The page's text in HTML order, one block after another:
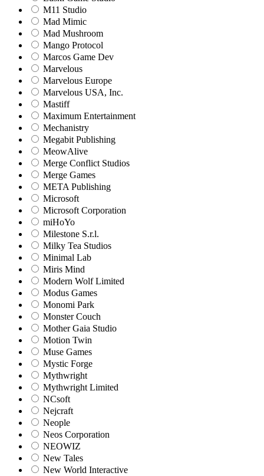
M11 Studio
Mad Mimic
Mad Mushroom
Mango Protocol
Marcos Game Dev
Marvelous
Marvelous Europe
Marvelous USA, Inc.
Mastiff
Maximum Entertainment
Mechanistry
Megabit Publishing
MeowAlive
Merge Conflict Studios
Merge Games
META Publishing
Microsoft
Microsoft Corporation‬
miHoYo
Milestone S.r.l.
Milky Tea Studios
Minimal Lab
Miris Mind
Modern Wolf Limited
Modus Games
Monomi Park
Monster Couch
Mother Gaia Studio
Motion Twin
Muse Games
Mystic Forge
Mythwright
Mythwright Limited
NCsoft
Nejcraft
Neople
Neos Corporation
NEOWIZ
New Tales
New World Interactive